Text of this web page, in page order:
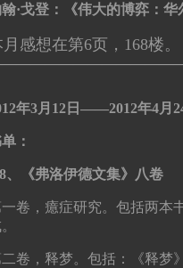
·戈登：《伟大的博弈：
感想在第6页，168楼。
年3月 12日——2012年4月
：
、《弗洛伊德文集》八卷
卷，癔症研究。包括两本
卷，释梦。包括：《释梦